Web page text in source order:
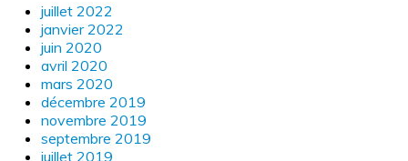
juillet 2022
janvier 2022
juin 2020
avril 2020
mars 2020
décembre 2019
novembre 2019
septembre 2019
juillet 2019